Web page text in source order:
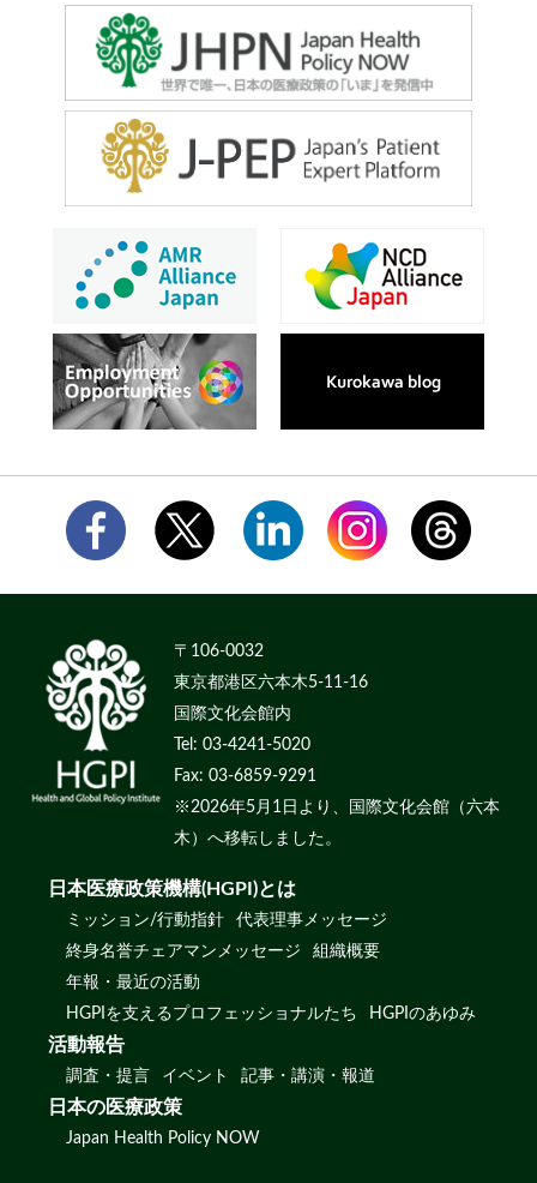
〒106-0032
東京都港区六本木5-11-16
国際文化会館内
Tel: 03-4241-5020
Fax: 03-6859-9291
※2026年5月1日より、国際文化会館（六本
木）へ移転しました。
日本医療政策機構(HGPI)とは
ミッション/行動指針
代表理事メッセージ
終身名誉チェアマンメッセージ
組織概要
年報・最近の活動
HGPIを支えるプロフェッショナルたち
HGPIのあゆみ
活動報告
調査・提言 イベント 記事・講演・報道
日本の医療政策
Japan Health Policy NOW